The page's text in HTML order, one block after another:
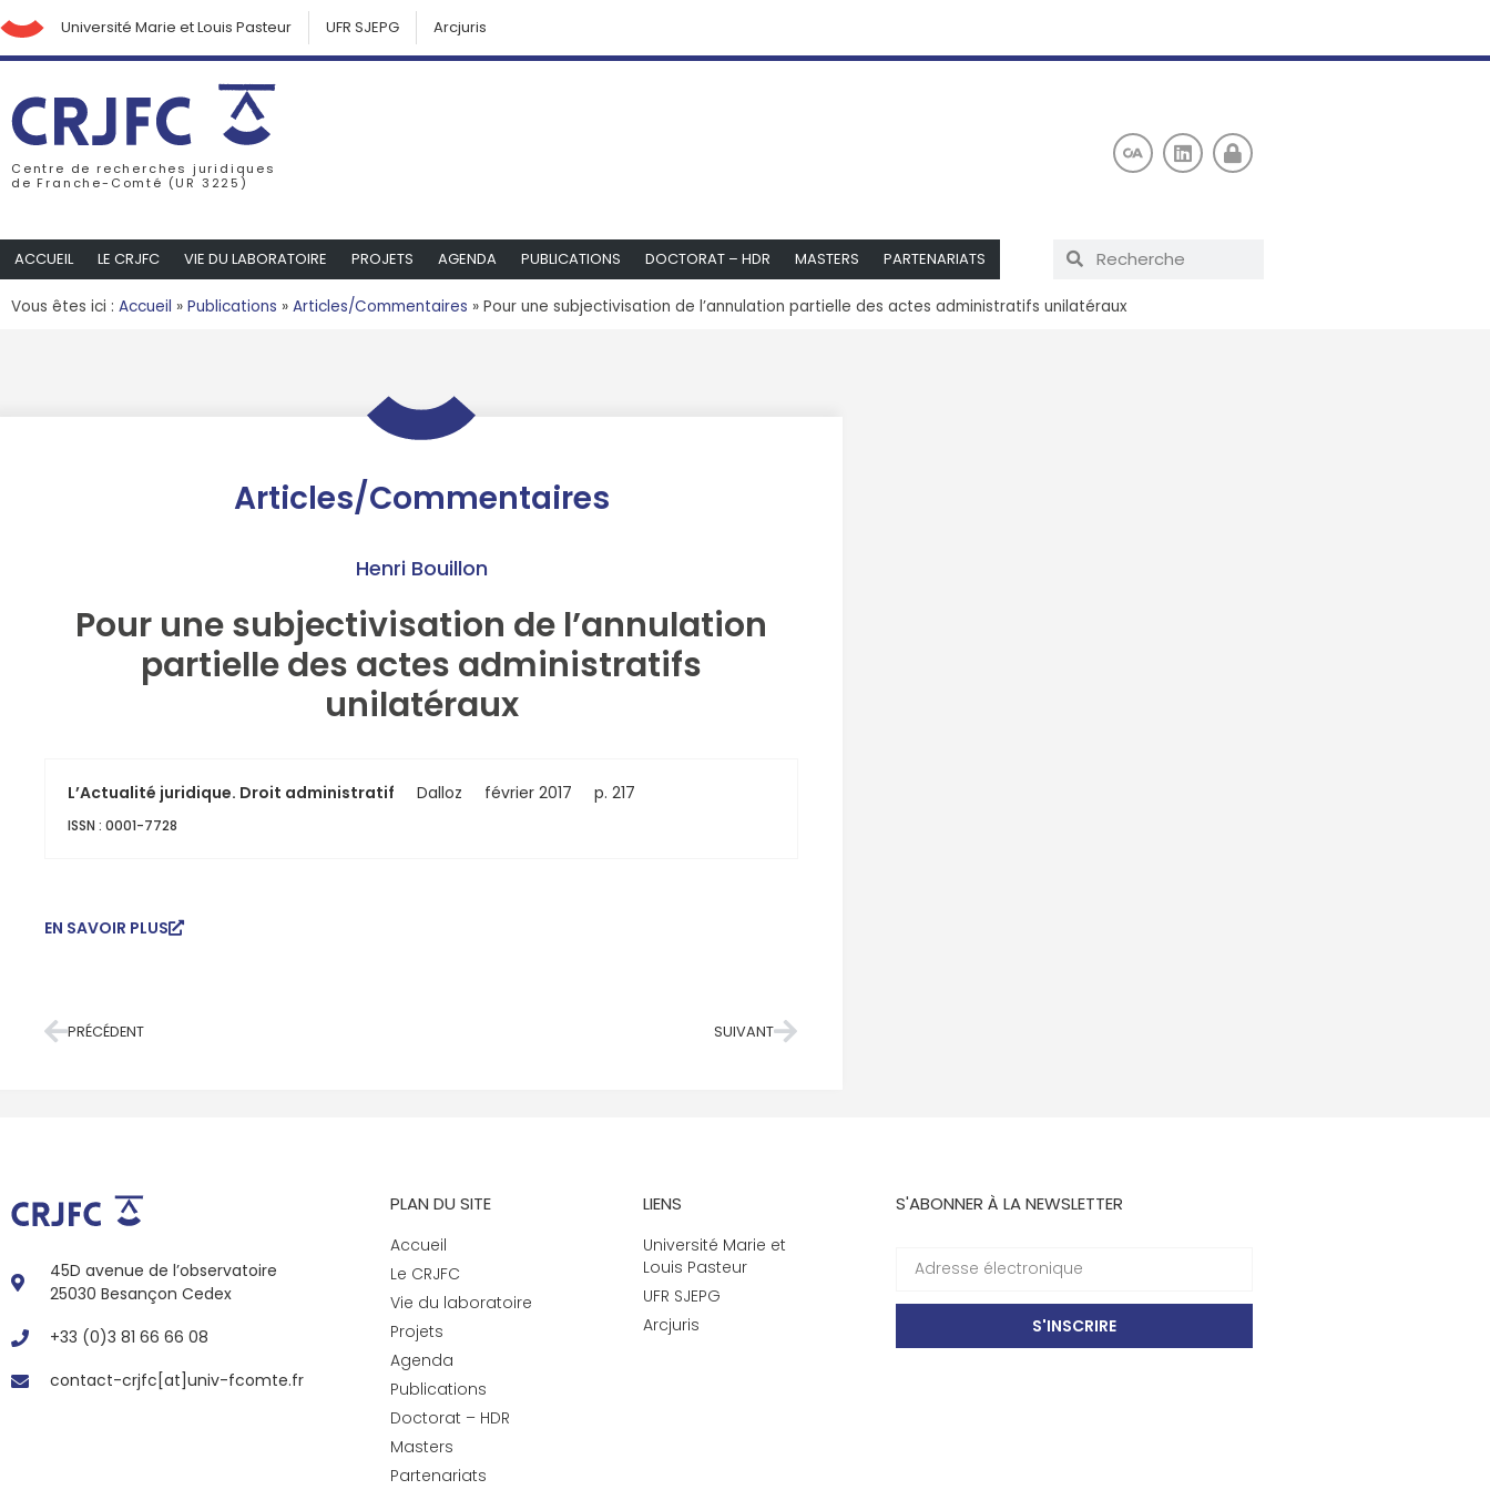
Université Marie et Louis Pasteur UFR SJEPG Arcjuris
Centre de recherches juridiques
de Franche-Comté (UR 3225)
ACCUEIL LE CRJFC VIE DU LABORATOIRE PROJETS AGENDA PUBLICATIONS DOCTORAT – HDR MASTERS PARTENARIATS
Vous êtes ici : Accueil » Publications » Articles/Commentaires » Pour une subjectivisation de l’annulation partielle des actes administratifs unilatéraux
Articles/Commentaires
Henri Bouillon
Pour une subjectivisation de l’annulation
partielle des actes administratifs
unilatéraux
L’Actualité juridique. Droit administratif Dalloz février 2017 p. 217
ISSN : 0001-7728
EN SAVOIR PLUS
PRÉCÉDENT SUIVANT
45D avenue de l’observatoire
25030 Besançon Cedex
+33 (0)3 81 66 66 08
contact-crjfc[at]univ-fcomte.fr
PLAN DU SITE
Accueil
Le CRJFC
Vie du laboratoire
Projets
Agenda
Publications
Doctorat – HDR
Masters
Partenariats
LIENS
Université Marie et
Louis Pasteur
UFR SJEPG
Arcjuris
S'ABONNER À LA NEWSLETTER
S'INSCRIRE